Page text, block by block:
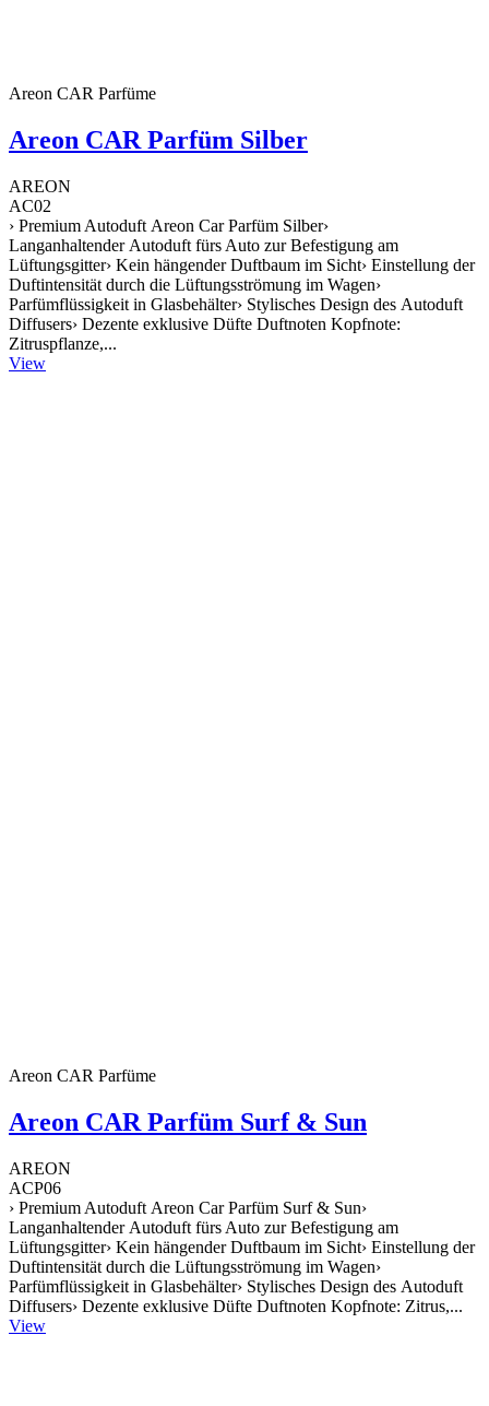
Areon CAR Parfüme
Areon CAR Parfüm Silber
AREON
AC02
› Premium Autoduft Areon Car Parfüm Silber›
Langanhaltender Autoduft fürs Auto zur Befestigung am
Lüftungsgitter› Kein hängender Duftbaum im Sicht› Einstellung der
Duftintensität durch die Lüftungsströmung im Wagen›
Parfümflüssigkeit in Glasbehälter› Stylisches Design des Autoduft
Diffusers› Dezente exklusive Düfte Duftnoten Kopfnote:
Zitruspflanze,...
View
Areon CAR Parfüme
Areon CAR Parfüm Surf & Sun
AREON
ACP06
› Premium Autoduft Areon Car Parfüm Surf & Sun›
Langanhaltender Autoduft fürs Auto zur Befestigung am
Lüftungsgitter› Kein hängender Duftbaum im Sicht› Einstellung der
Duftintensität durch die Lüftungsströmung im Wagen›
Parfümflüssigkeit in Glasbehälter› Stylisches Design des Autoduft
Diffusers› Dezente exklusive Düfte Duftnoten Kopfnote: Zitrus,...
View